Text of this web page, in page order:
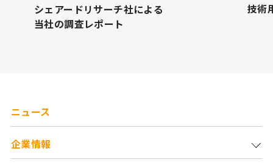
シェアードリサーチ社による
当社の調査レポート
技術
ニュース
企業情報